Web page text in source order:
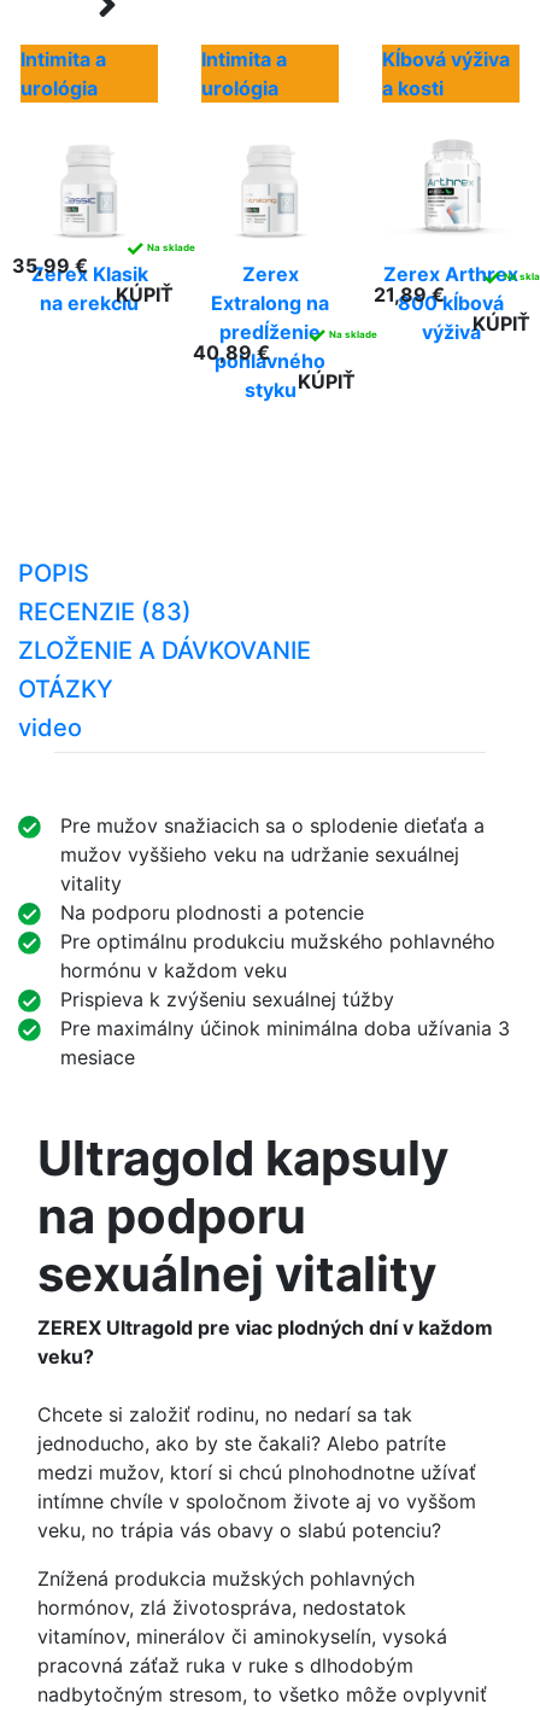
Intimita a
urológia
Zerex Klasik
na erekciu
35,99 €
✓ Na sklade
KÚPIŤ
Intimita a
urológia
Zerex
Extralong na
predĺženie
pohlavného
styku
40,89 €
✓ Na sklade
KÚPIŤ
Kĺbová výživa
a kosti
Zerex Arthrex
800 kĺbová
výživa
21,89 €
✓ Na
KÚPIŤ
POPIS
RECENZIE (83)
ZLOŽENIE A DÁVKOVANIE
OTÁZKY
video
Pre mužov snažiacich sa o splodenie dieťaťa a
mužov vyššieho veku na udržanie sexuálnej
vitality
Na podporu plodnosti a potencie
Pre optimálnu produkciu mužského pohlavného
hormónu v každom veku
Prispieva k zvýšeniu sexuálnej túžby
Pre maximálny účinok minimálna doba užívania 3
mesiace
Ultragold kapsuly
na podporu
sexuálnej vitality
ZEREX Ultragold pre viac plodných dní v každom
veku?
Chcete si založiť rodinu, no nedarí sa tak
jednoducho, ako by ste čakali? Alebo patríte
medzi mužov, ktorí si chcú plnohodnotne užívať
intímne chvíle v spoločnom živote aj vo vyššom
veku, no trápia vás obavy o slabú potenciu?
Znížená produkcia mužských pohlavných
hormónov, zlá životospráva, nedostatok
vitamínov, minerálov či aminokyselín, vysoká
pracovná záťaž ruka v ruke s dlhodobým
nadbytočným stresom, to všetko môže ovplyvniť